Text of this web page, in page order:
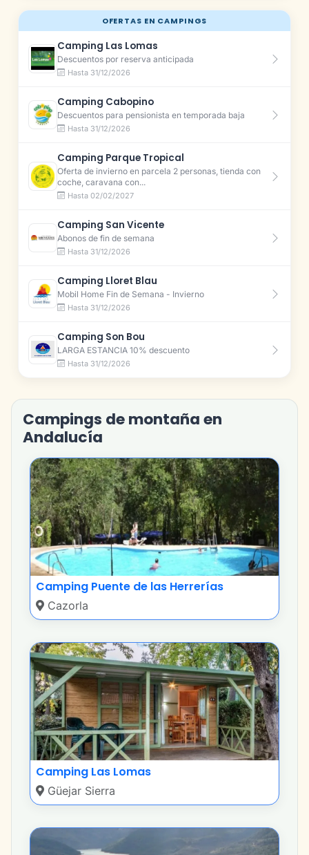
OFERTAS EN CAMPINGS
Camping Las Lomas
Descuentos por reserva anticipada
Hasta 31/12/2026
Camping Cabopino
Descuentos para pensionista en temporada baja
Hasta 31/12/2026
Camping Parque Tropical
Oferta de invierno en parcela 2 personas, tienda con
coche, caravana con...
Hasta 02/02/2027
Camping San Vicente
Abonos de fin de semana
Hasta 31/12/2026
Camping Lloret Blau
Mobil Home Fin de Semana - Invierno
Hasta 31/12/2026
Camping Son Bou
LARGA ESTANCIA 10% descuento
Hasta 31/12/2026
Campings de montaña en
Andalucía
Camping Puente de las Herrerías
Cazorla
Camping Las Lomas
Güejar Sierra